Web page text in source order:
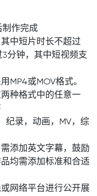
制作完成
中短片时长不超过
分钟，其中短视频支
MP4或MOV格式。
种格式中的任意一
纪录，动画，MV，综
添加英文字幕，鼓励
均需添加标准和合适
网络平台进行公开展